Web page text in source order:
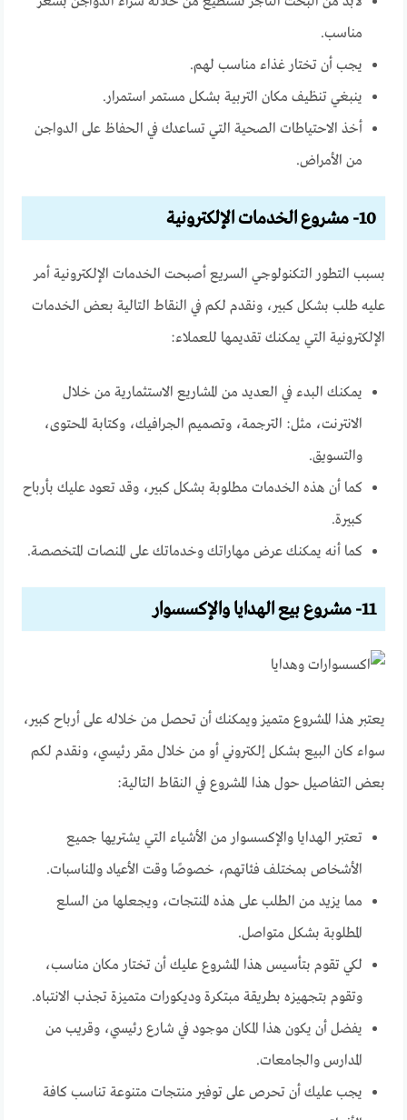
مناسب.
يجب أن تختار غذاء مناسب لهم.
ينبغي تنظيف مكان التربية بشكل مستمر استمرار.
أخذ الاحتياطات الصحية التي تساعدك في الحفاظ على الدواجن
من الأمراض.
10- مشروع الخدمات الإلكترونية
بسبب التطور التكنولوجي السريع أصبحت الخدمات الإلكترونية أمر
عليه طلب بشكل كبير، ونقدم لكم في النقاط التالية بعض الخدمات
الإلكترونية التي يمكنك تقديمها للعملاء:
يمكنك البدء في العديد من المشاريع الاستثمارية من خلال
الانترنت، مثل: الترجمة، وتصميم الجرافيك، وكتابة المحتوى،
والتسويق.
كما أن هذه الخدمات مطلوبة بشكل كبير، وقد تعود عليك بأرباح
كبيرة.
كما أنه يمكنك عرض مهاراتك وخدماتك على المنصات المتخصصة.
11- مشروع بيع الهدايا والإكسسوار
يعتبر هذا المشروع متميز ويمكنك أن تحصل من خلاله على أرباح كبير،
سواء كان البيع بشكل إلكتروني أو من خلال مقر رئيسي، ونقدم لكم
بعض التفاصيل حول هذا المشروع في النقاط التالية:
تعتبر الهدايا والإكسسوار من الأشياء التي يشتريها جميع
الأشخاص بمختلف فئاتهم، خصوصًا وقت الأعياد والمناسبات.
مما يزيد من الطلب على هذه المنتجات، ويجعلها من السلع
المطلوبة بشكل متواصل.
لكي تقوم بتأسيس هذا المشروع عليك أن تختار مكان مناسب،
وتقوم بتجهيزه بطريقة مبتكرة وديكورات متميزة تجذب الانتباه.
يفضل أن يكون هذا المكان موجود في شارع رئيسي، وقريب من
المدارس والجامعات.
يجب عليك أن تحرص على توفير منتجات متنوعة تناسب كافة